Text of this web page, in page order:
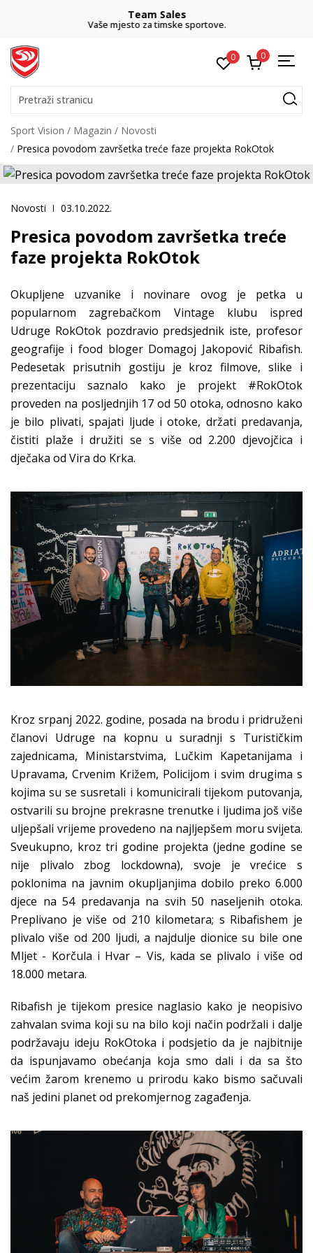
Team Sales
Vaše mjesto za timske sportove.
0 0
Pretraži stranicu
Sport Vision Magazin
Novosti
Presica povodom završetka treće faze projekta RokOtok
Novosti 03.10.2022.
Presica povodom završetka treće
faze projekta RokOtok
Okupljene uzvanike i novinare ovog je petka u
popularnom zagrebačkom Vintage klubu ispred
Udruge RokOtok pozdravio predsjednik iste, profesor
geografije i food bloger Domagoj Jakopović Ribafish.
Pedesetak prisutnih gostiju je kroz filmove, slike i
prezentaciju saznalo kako je projekt #RokOtok
proveden na posljednjih 17 od 50 otoka, odnosno kako
je bilo plivati, spajati ljude i otoke, držati predavanja,
čistiti plaže i družiti se s više od 2.200 djevojčica i
dječaka od Vira do Krka.
Kroz srpanj 2022. godine, posada na brodu i pridruženi
članovi Udruge na kopnu u suradnji s Turističkim
zajednicama, Ministarstvima, Lučkim Kapetanijama i
Upravama, Crvenim Križem, Policijom i svim drugima s
kojima su se susretali i komunicirali tijekom putovanja,
ostvarili su brojne prekrasne trenutke i ljudima još više
uljepšali vrijeme provedeno na najljepšem moru svijeta.
Sveukupno, kroz tri godine projekta (jedne godine se
nije plivalo zbog lockdowna), svoje je vrećice s
poklonima na javnim okupljanjima dobilo preko 6.000
djece na 54 predavanja na svih 50 naseljenih otoka.
Preplivano je više od 210 kilometara; s Ribafishem je
plivalo više od 200 ljudi, a najdulje dionice su bile one
Mljet - Korčula i Hvar – Vis, kada se plivalo i više od
18.000 metara.
Ribafish je tijekom presice naglasio kako je neopisivo
zahvalan svima koji su na bilo koji način podržali i dalje
podržavaju ideju RokOtoka i podsjetio da je najbitnije
da ispunjavamo obećanja koja smo dali i da sa što
većim žarom krenemo u prirodu kako bismo sačuvali
naš jedini planet od prekomjernog zagađenja.